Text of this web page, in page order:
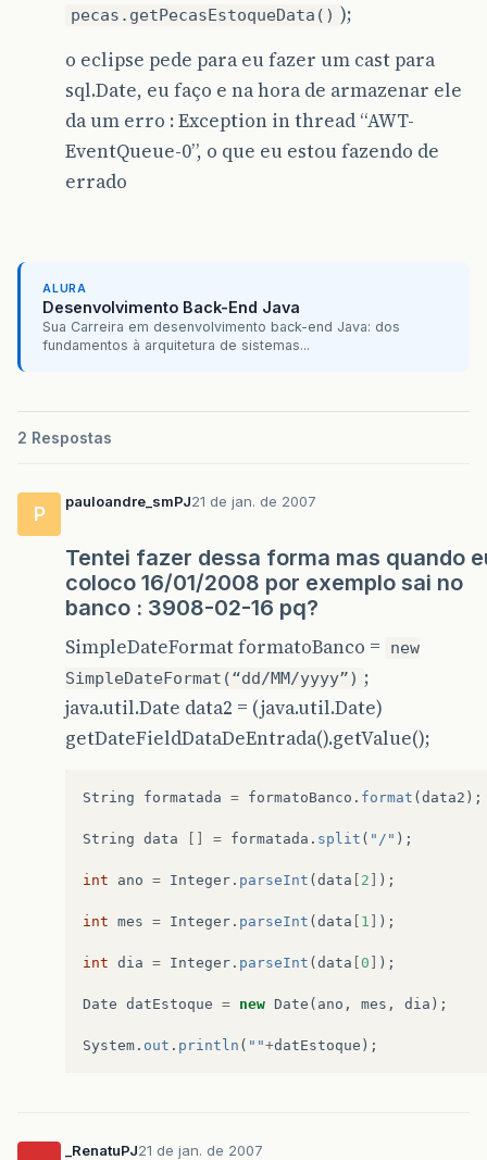
pecas.getPecasEstoqueData() );
o eclipse pede para eu fazer um cast para
sql.Date, eu faço e na hora de armazenar ele
da um erro : Exception in thread “AWT-
EventQueue-0”, o que eu estou fazendo de
errado
ALURA
Desenvolvimento Back-End Java
Sua Carreira em desenvolvimento back-end Java: dos
fundamentos à arquitetura de sistemas...
2 Respostas
P
pauloandre_smPJ21 de jan. de 2007
Tentei fazer dessa forma mas quando
coloco 16/01/2008 por exemplo sai no
banco : 3908-02-16 pq?
SimpleDateFormat formatoBanco =
new
SimpleDateFormat(“dd/MM/yyyy”) ;
java.util.Date data2 = (java.util.Date)
getDateFieldDataDeEntrada().getValue();
String formatada = formatoBanco . format ( data2 );
String data = formatada . split ( "/" );
int ano = Integer . parseInt ( data 2 );
int mes = Integer . parseInt ( data 1 );
int dia = Integer . parseInt ( data 0 );
Date datEstoque = new Date ( ano , mes , dia );
System . out . println ( ""+datEstoque );
_RenatuPJ21 de jan. de 2007